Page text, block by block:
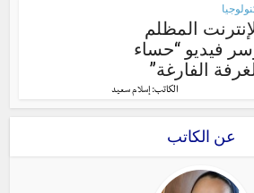
المظلم
فيديو “حساء
الفارغة”
الكاتب: إسلام سعيد
عن الكاتب